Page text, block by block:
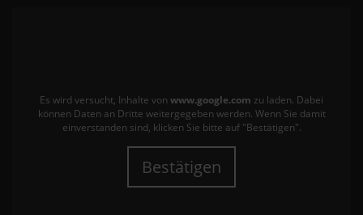
Es wird versucht, Inhalte von www.google.com zu laden. Dabei
können Daten an Dritte weitergegeben werden. Wenn Sie damit
einverstanden sind, klicken Sie bitte auf "Bestätigen".
Bestätigen